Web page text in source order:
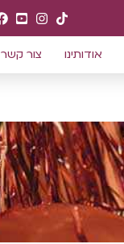
אודותינו צור קשר